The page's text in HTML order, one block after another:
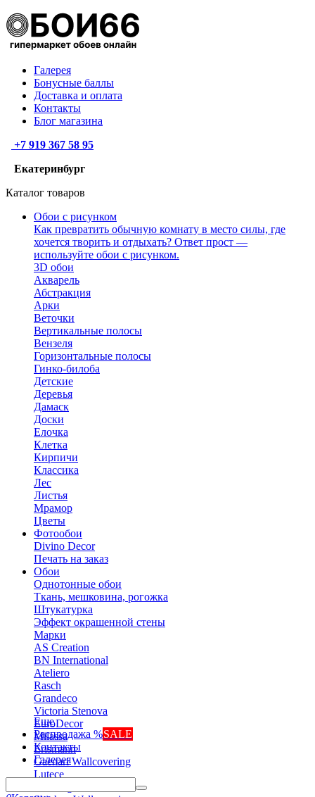
Галерея
Бонусные баллы
Доставка и оплата
Контакты
Блог магазина
+7 919 367 58 95
Екатеринбург
Каталог товаров
Обои с рисунком
Как превратить обычную комнату в место силы, где
хочется творить и отдыхать? Ответ прост —
используйте обои с рисунком.
3D обои
Акварель
Абстракция
Арки
Веточки
Вертикальные полосы
Вензеля
Горизонтальные полосы
Гинко-билоба
Детские
Деревья
Дамаск
Доски
Елочка
Клетка
Кирпичи
Классика
Лес
Листья
Мрамор
Цветы
Фотообои
Divino Decor
Печать на заказ
Обои
Однотонные обои
Ткань, мешковина, рогожка
Штукатурка
Эффект окрашенной стены
Марки
AS Creation
BN International
Ateliero
Rasch
Grandeco
Victoria Stenova
EuroDecor
Milassa
Erismann
Gaenari Wallcovering
Lutece
Еще
Распродажа %SALE
Контакты
Галерея